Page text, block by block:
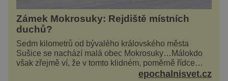
Zámek Mokrosuky: Rejdiště místních
duchů?
Sedm kilometrů od bývalého královského města
Sušice se nachází malá obec Mokrosuky…Málokdo
však zřejmě ví, že v tomto klidném, poměrně řídce
navštěvovaném koutu vesnické Šumavy se nachází
epochalnisvet.cz